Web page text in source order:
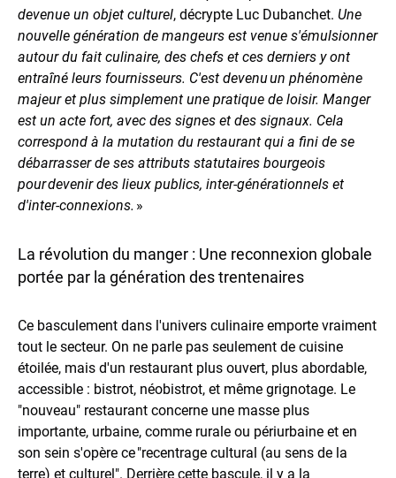
devenue un objet culturel, décrypte Luc Dubanchet. Une
nouvelle génération de mangeurs est venue s'émulsionner
autour du fait culinaire, des chefs et ces derniers y ont
entraîné leurs fournisseurs. C'est devenu un phénomène
majeur et plus simplement une pratique de loisir. Manger
est un acte fort, avec des signes et des signaux. Cela
correspond à la mutation du restaurant qui a fini de se
débarrasser de ses attributs statutaires bourgeois
pour devenir des lieux publics, inter-générationnels et
d'inter-connexions. »
La révolution du manger : Une reconnexion globale
portée par la génération des trentenaires
Ce basculement dans l'univers culinaire emporte vraiment
tout le secteur. On ne parle pas seulement de cuisine
étoilée, mais d'un restaurant plus ouvert, plus abordable,
accessible : bistrot, néobistrot, et même grignotage. Le
"nouveau" restaurant concerne une masse plus
importante, urbaine, comme rurale ou périurbaine et en
son sein s'opère ce "recentrage cultural (au sens de la
terre) et culturel". Derrière cette bascule, il y a la